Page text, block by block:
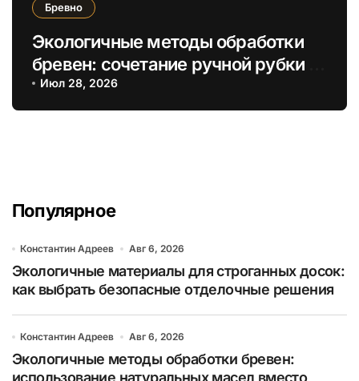
Бревно
Экологичные методы обработки
бревен: сочетание ручной рубки и
оцилиндровки для экологичных
домов
Июл 28, 2026
Популярное
Константин Адреев Авг 6, 2026
Экологичные материалы для строганных досок:
как выбрать безопасные отделочные решения
Константин Адреев Авг 6, 2026
Экологичные методы обработки бревен:
использование натуральных масел вместо